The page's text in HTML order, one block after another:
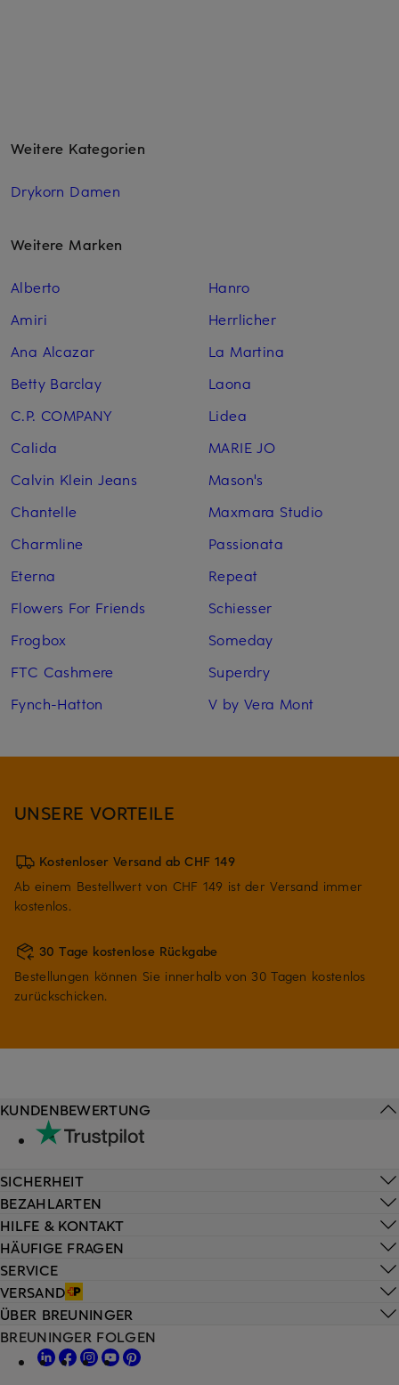
Weitere Kategorien
Drykorn Damen
Weitere Marken
Alberto
Amiri
Ana Alcazar
Betty Barclay
C.P. COMPANY
Calida
Calvin Klein Jeans
Chantelle
Charmline
Eterna
Flowers For Friends
Frogbox
FTC Cashmere
Fynch-Hatton
Hanro
Herrlicher
La Martina
Laona
Lidea
MARIE JO
Mason's
Maxmara Studio
Passionata
Repeat
Schiesser
Someday
Superdry
V by Vera Mont
UNSERE VORTEILE
Kostenloser Versand ab CHF 149
Ab einem Bestellwert von CHF 149 ist der Versand immer
kostenlos.
30 Tage kostenlose Rückgabe
Bestellungen können Sie innerhalb von 30 Tagen kostenlos
zurückschicken.
HILFE & KONTAKT
HÄUFIGE FRAGEN
SERVICE
VERSAND
KUNDENBEWERTUNG
SICHERHEIT
BEZAHLARTEN
ÜBER BREUNINGER
BREUNINGER FOLGEN